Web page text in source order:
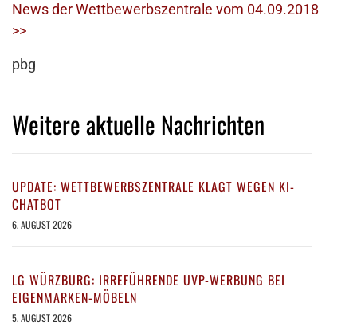
News der Wettbewerbszentrale vom 04.09.2018
>>
pbg
Weitere aktuelle Nachrichten
UPDATE: WETTBEWERBSZENTRALE KLAGT WEGEN KI-
CHATBOT
6. AUGUST 2026
LG WÜRZBURG: IRREFÜHRENDE UVP-WERBUNG BEI
EIGENMARKEN-MÖBELN
5. AUGUST 2026